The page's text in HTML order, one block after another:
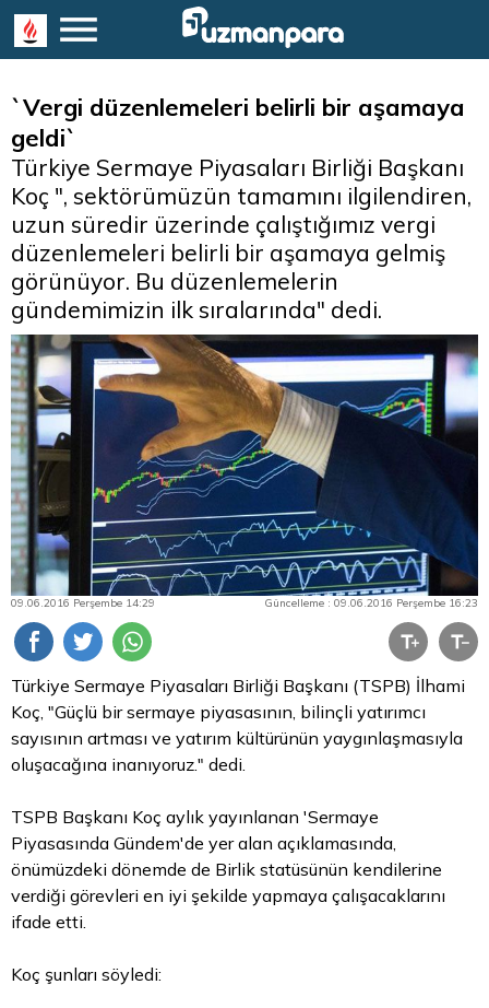
`Vergi düzenlemeleri belirli bir aşamaya
geldi`
Türkiye Sermaye Piyasaları Birliği Başkanı
Koç ", sektörümüzün tamamını ilgilendiren,
uzun süredir üzerinde çalıştığımız vergi
düzenlemeleri belirli bir aşamaya gelmiş
görünüyor. Bu düzenlemelerin
gündemimizin ilk sıralarında" dedi.
09.06.2016 Perşembe 14:29 Güncelleme : 09.06.2016 Perşembe 16:23
Türkiye Sermaye Piyasaları Birliği Başkanı (TSPB) İlhami
Koç, "Güçlü bir sermaye piyasasının, bilinçli yatırımcı
sayısının artması ve yatırım kültürünün yaygınlaşmasıyla
oluşacağına inanıyoruz." dedi.
TSPB Başkanı Koç aylık yayınlanan 'Sermaye
Piyasasında Gündem'de yer alan açıklamasında,
önümüzdeki dönemde de Birlik statüsünün kendilerine
verdiği görevleri en iyi şekilde yapmaya çalışacaklarını
ifade etti.
Koç şunları söyledi: